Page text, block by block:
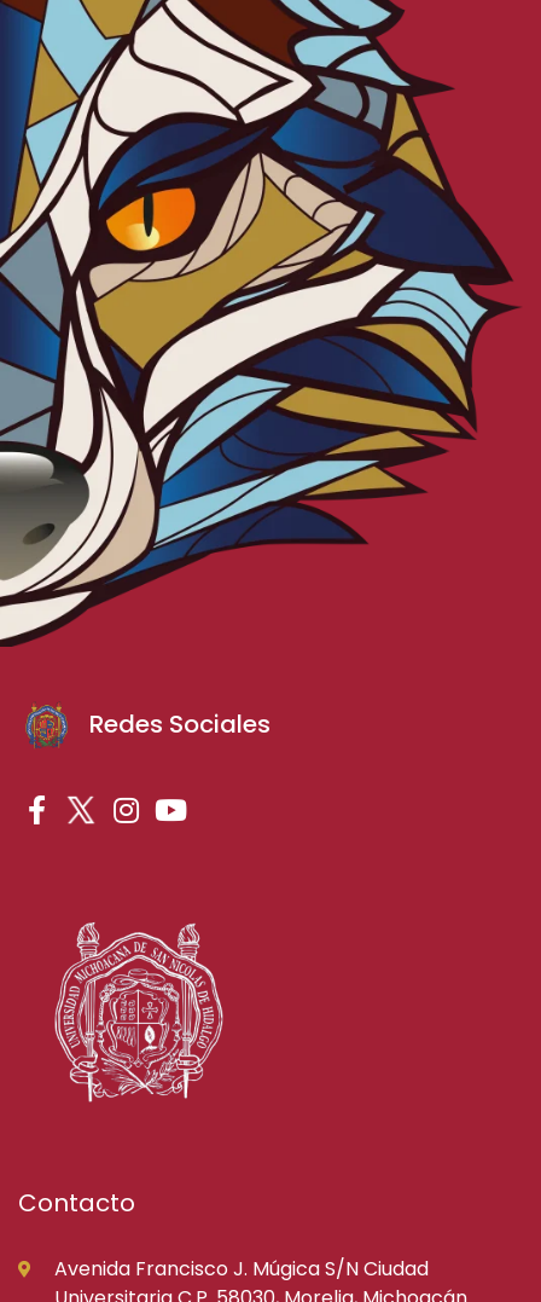
Redes Sociales
Contacto
Avenida Francisco J. Múgica S/N Ciudad